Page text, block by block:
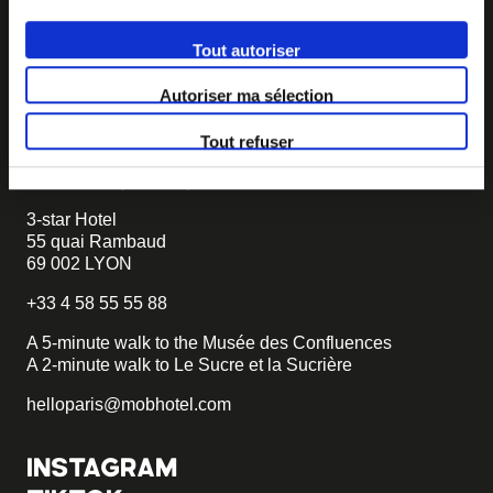
Tout autoriser
Autoriser ma sélection
Tout refuser
to our movement,just write to us and tell us about your
becomemob@mobhotel.com
FIND MOB HOTEL
3-star Hotel
55 quai Rambaud
69 002 LYON
+33 4 58 55 55 88
A 5-minute walk to the Musée des Confluences
A 2-minute walk to Le Sucre et la Sucrière
helloparis@mobhotel.com
INSTAGRAM